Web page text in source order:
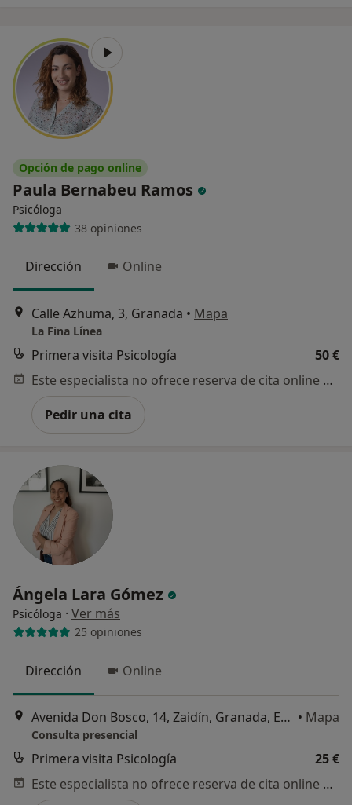
Opción de pago online
Paula Bernabeu Ramos
Psicóloga
38 opiniones
Dirección Online
Calle Azhuma, 3, Granada • Mapa
La Fina Línea
Primera visita Psicología
50 €
Este especialista no ofrece reserva de cita online en esta dirección.
Pedir una cita
Ángela Lara Gómez
Psicóloga · Ver más
25 opiniones
Dirección Online
Avenida Don Bosco, 14, Zaidín, Granada, España, Granada • Mapa
Consulta presencial
Primera visita Psicología
25 €
Este especialista no ofrece reserva de cita online en esta dirección.